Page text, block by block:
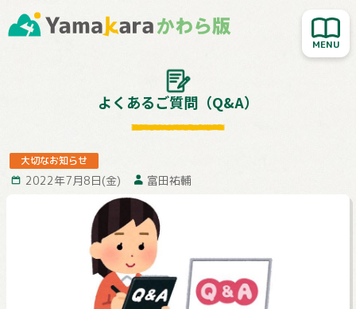
新着記事を読む
Yamakara登山教室
行ってきました！
お客様レポート
Yamakaraサイト
お問い合わせ
よくあるご質問（Q&A）
大切なお知らせ
2022年7月8日(金) 富田祐輔